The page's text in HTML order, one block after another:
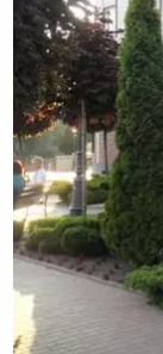
История